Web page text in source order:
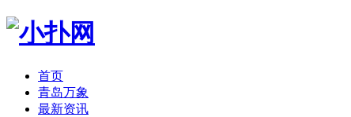
首页
青岛万象
最新资讯